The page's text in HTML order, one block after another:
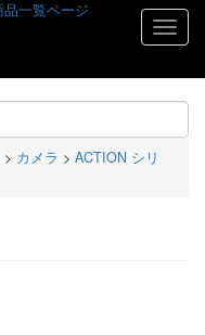
> カメラ > ACTION シリ